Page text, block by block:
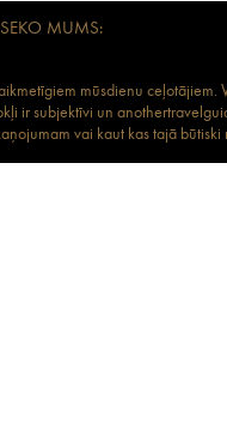
SEKO MUMS:
mūsdienu
ir subjektīvi un
vai kaut kas tajā